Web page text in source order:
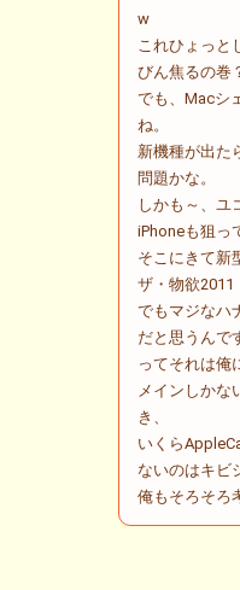
w
これひょっと
びん焦るの巻
でも、Macシ
ね。
新機種が出た
問題かな。
しかも～、ユ
iPhoneも狙っ
そこにきて新
ザ・物欲2011
でもマジなハ
だと思うんで
ってそれは俺
メインしかな
き、
いくら
ないのはキビ
俺もそろそろ